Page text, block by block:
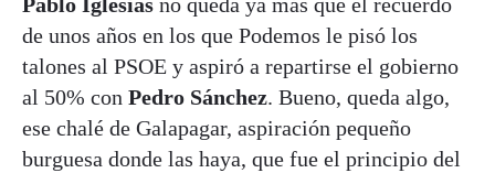
de unos años en los que Podemos le pisó los
talones al PSOE y aspiró a repartirse el gobierno
al 50% con Pedro Sánchez. Bueno, queda algo,
ese chalé de Galapagar, aspiración pequeño
burguesa donde las haya, que fue el principio del